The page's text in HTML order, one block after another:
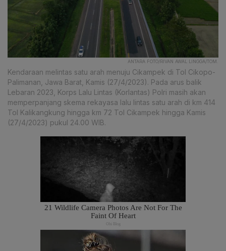
ANTARA FOTO/RIVAN AWAL LINGGA/TOM.
Kendaraan melintas satu arah menuju Cikampek di Tol Cikopo-
Palimanan, Jawa Barat, Kamis (27/4/2023). Pada arus balik
Lebaran 2023, Korps Lalu Lintas (Korlantas) Polri masih akan
memperpanjang skema rekayasa lalu lintas satu arah di km 414
Tol Kalikangkung hingga km 72 Tol Cikampek hingga Kamis
(27/4/2023) pukul 24.00 WIB.